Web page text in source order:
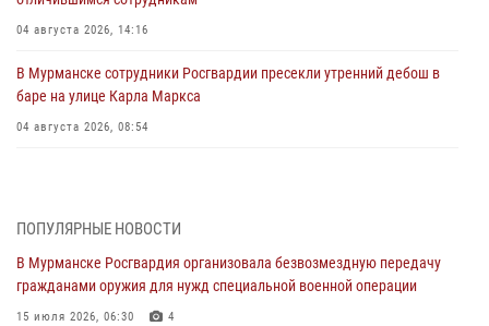
04 августа 2026, 14:16
В Мурманске сотрудники Росгвардии пресекли утренний дебош в
баре на улице Карла Маркса
04 августа 2026, 08:54
03 августа 2026, 12:23 4
Сотрудники вневедомственной охраны Росгвардии пресекли
хулиганские действия дебошира на автозаправочной станции
города Кандалакши
ПОПУЛЯРНЫЕ НОВОСТИ
В Мурманске Росгвардия организовала безвозмездную передачу
гражданами оружия для нужд специальной военной операции
15 июля 2026, 06:30 4